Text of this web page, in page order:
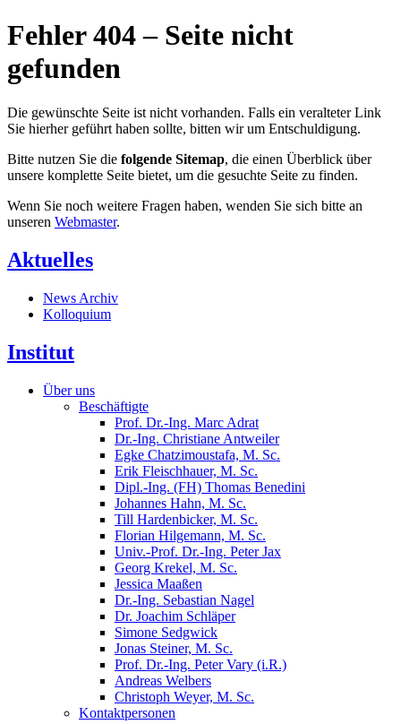
Fehler 404 – Seite nicht
gefunden
Die gewünschte Seite ist nicht vorhanden. Falls ein veralteter Link
Sie hierher geführt haben sollte, bitten wir um Entschuldigung.
Bitte nutzen Sie die folgende Sitemap, die einen Überblick über
unsere komplette Seite bietet, um die gesuchte Seite zu finden.
Wenn Sie noch weitere Fragen haben, wenden Sie sich bitte an
unseren Webmaster.
Aktuelles
News Archiv
Kolloquium
Institut
Über uns
Beschäftigte
Prof. Dr.-Ing. Marc Adrat
Dr.-Ing. Christiane Antweiler
Egke Chatzimoustafa, M. Sc.
Erik Fleischhauer, M. Sc.
Dipl.-Ing. (FH) Thomas Benedini
Johannes Hahn, M. Sc.
Till Hardenbicker, M. Sc.
Florian Hilgemann, M. Sc.
Univ.-Prof. Dr.-Ing. Peter Jax
Georg Krekel, M. Sc.
Jessica Maaßen
Dr.-Ing. Sebastian Nagel
Dr. Joachim Schläper
Simone Sedgwick
Jonas Steiner, M. Sc.
Prof. Dr.-Ing. Peter Vary (i.R.)
Andreas Welbers
Christoph Weyer, M. Sc.
Kontaktpersonen